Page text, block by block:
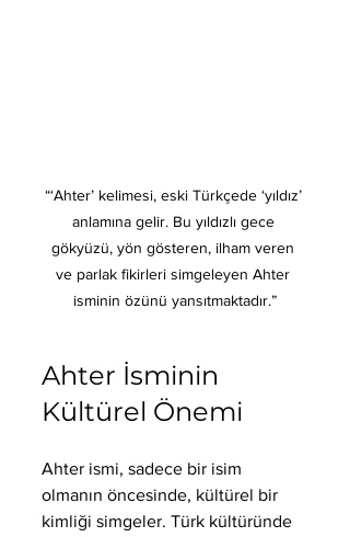
“‘Ahter’ kelimesi, eski Türkçede ‘yıldız’
anlamına gelir. Bu yıldızlı gece
gökyüzü, yön gösteren, ilham veren
ve parlak fikirleri simgeleyen Ahter
isminin özünü yansıtmaktadır.”
Ahter İsminin
Kültürel Önemi
Ahter ismi, sadece bir isim
olmanın öncesinde, kültürel bir
kimliği simgeler. Türk kültüründe